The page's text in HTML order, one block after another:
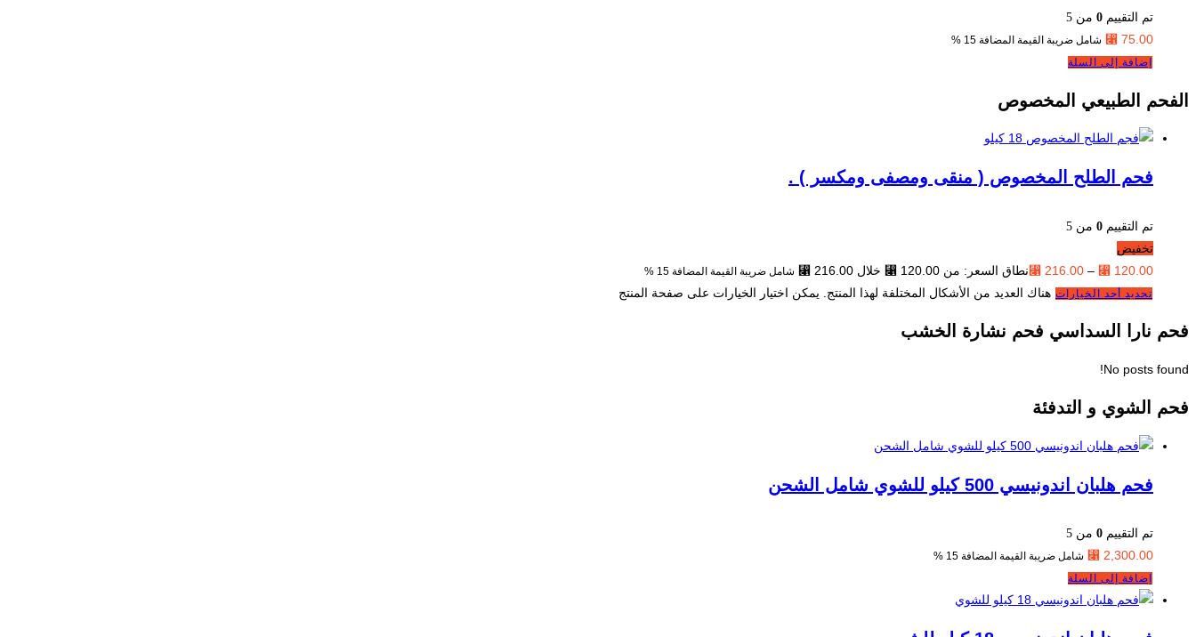
تم التقييم 0 من 5
⃁ 75.00 شامل ضريبة القيمة المضافة 15 %
إضافة إلى السلة
الفحم الطبيعي المخصوص
فحم الطلح المخصوص ( منقى ومصفى ومكسر ) .
تم التقييم 0 من 5
تخفيض
⃁ 120.00
–
⃁ 216.00 نطاق السعر: من ⁦⃁ 120.00⁩ خلال ⁦⃁ 216.00⁩ شامل ضريبة القيمة المضافة 15 %
تحديد أحد الخيارات هناك العديد من الأشكال المختلفة لهذا المنتج. يمكن اختيار الخيارات على صفحة المنتج
فحم نارا السداسي فحم نشارة الخشب
No posts found!
فحم الشوي و التدفئة
فحم هلبان اندونيسي 500 كيلو للشوي شامل الشحن
تم التقييم 0 من 5
⃁ 2,300.00 شامل ضريبة القيمة المضافة 15 %
إضافة إلى السلة